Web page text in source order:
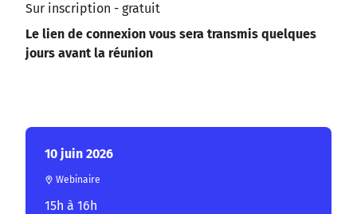
Sur inscription - gratuit
Le lien de connexion vous sera transmis quelques
jours avant la réunion
10 juin 2026
Webinaire
15h à 16h